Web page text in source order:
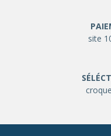
site